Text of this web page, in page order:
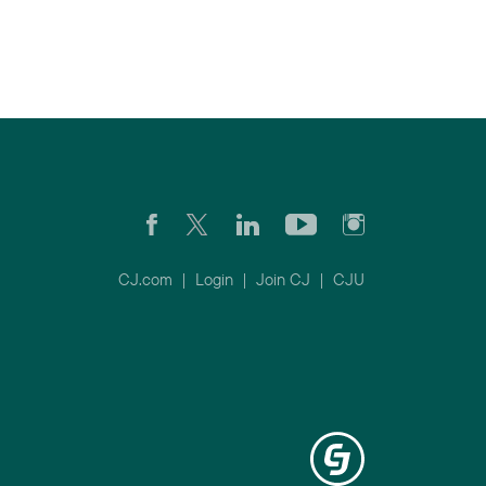
CJ.com | Login | Join CJ | CJU